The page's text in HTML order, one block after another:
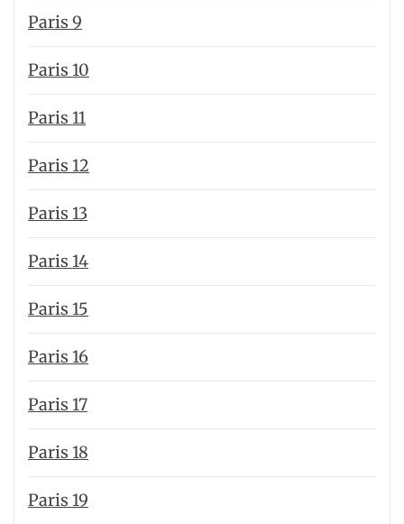
Paris 9
Paris 10
Paris 11
Paris 12
Paris 13
Paris 14
Paris 15
Paris 16
Paris 17
Paris 18
Paris 19